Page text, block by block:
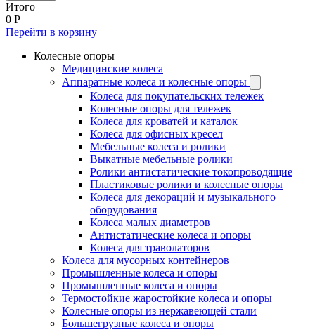
Итого
0 Р
Перейти в корзину
Колесные опоры
Медицинские колеса
Аппаратные колеса и колесные опоры
Колеса для покупательских тележек
Колесные опоры для тележек
Колеса для кроватей и каталок
Колеса для офисных кресел
Мебельные колеса и ролики
Выкатные мебельные ролики
Ролики антистатические токопроводящие
Пластиковые ролики и колесные опоры
Колеса для декораций и музыкального
оборудования
Колеса малых диаметров
Антистатические колеса и опоры
Колеса для траволаторов
Колеса для мусорных контейнеров
Промышленные колеса и опоры
Промышленные колеса и опоры
Термостойкие жаростойкие колеса и опоры
Колесные опоры из нержавеющей стали
Большегрузные колеса и опоры